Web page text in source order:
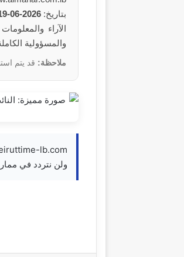
بتاريخ:2026-06-19 17:54:00
والمسؤولية
ملاحظة: قد يتم
ولن نتردد في